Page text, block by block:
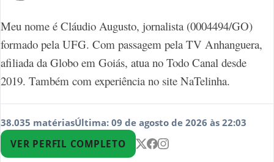
Meu nome é Cláudio Augusto, jornalista (0004494/GO)
formado pela UFG. Com passagem pela TV Anhanguera,
afiliada da Globo em Goiás, atua no Todo Canal desde
2019. Também com experiência no site NaTelinha.
38.035 matériasÚltima: 09 de agosto de 2026 às 22:03
VER PERFIL COMPLETO